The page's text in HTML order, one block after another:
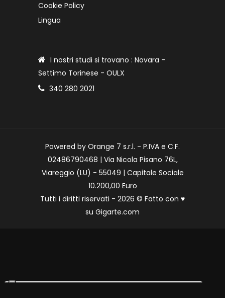
Cookie Policy
Lingua
I nostri studi si trovano : Novara -
Settimo Torinese - OULX
340 280 2021
Powered by Orange 7 s.r.l. - P.IVA e C.F.
02486790468 | Via Nicola Pisano 76L,
Viareggio (LU) - 55049 | Capitale Sociale
10.200,00 Euro
Tutti i diritti riservati - 2026 © Fatto con ♥
su Gigarte.com